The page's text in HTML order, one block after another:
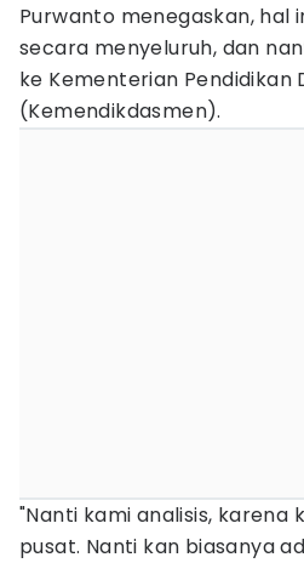
Purwanto menegaskan, hal
secara menyeluruh, dan
ke Kementerian Pendidikan
(Kemendikdasmen).
"Nanti kami analisis, karena
pusat. Nanti kan biasanya